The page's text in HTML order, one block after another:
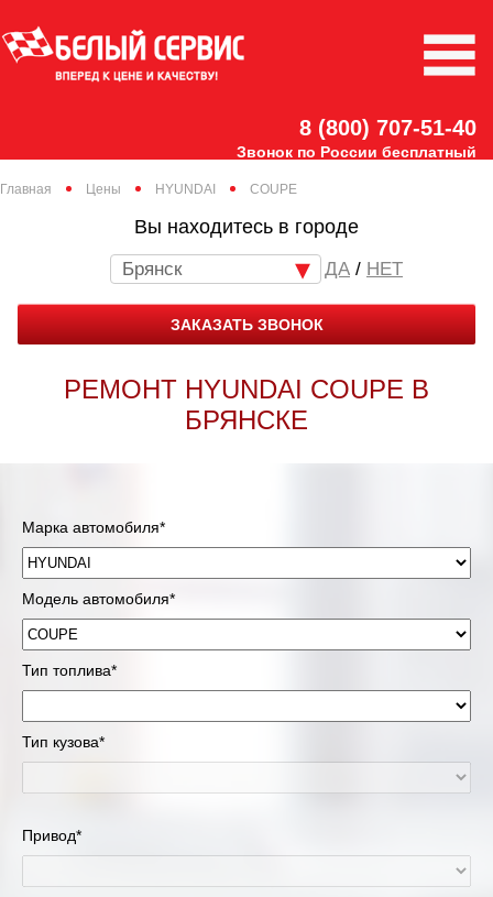
8 (800) 707-51-40
Звонок по России бесплатный
Главная Цены HYUNDAI COUPE
Вы находитесь в городе
Брянск / НЕТ
ЗАКАЗАТЬ ЗВОНОК
РЕМОНТ HYUNDAI COUPE В
БРЯНСКЕ
Марка автомобиля*
Модель автомобиля*
Тип топлива*
Тип кузова*
Привод*